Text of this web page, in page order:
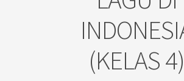
(KELAS 4)